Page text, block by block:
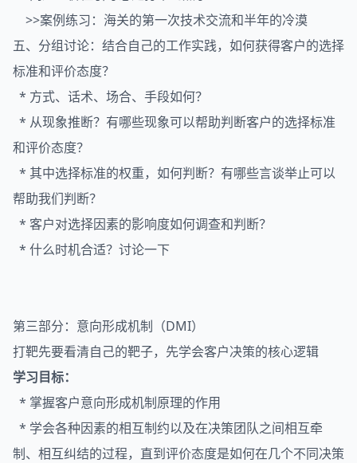
>>案例练习：海关的第一次技术交流和半年的冷漠
五、分组讨论：结合自己的工作实践，如何获得客户的选择
标准和评价态度？
* 方式、话术、场合、手段如何？
* 从现象推断？有哪些现象可以帮助判断客户的选择标准
和评价态度？
* 其中选择标准的权重，如何判断？有哪些言谈举止可以
帮助我们判断？
* 客户对选择因素的影响度如何调查和判断？
* 什么时机合适？讨论一下
第三部分：意向形成机制（DMI）
打靶先要看清自己的靶子，先学会客户决策的核心逻辑
学习目标：
* 掌握客户意向形成机制原理的作用
* 学会各种因素的相互制约以及在决策团队之间相互牵
制、相互纠结的过程，直到评价态度是如何在几个不同决策